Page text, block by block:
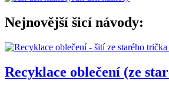
Nejnovější šicí návody:
Recyklace oblečení (ze